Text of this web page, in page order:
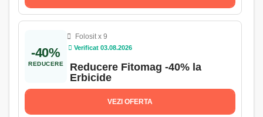
-40%
REDUCERE
Verificat 03.08.2026
Folosit x 9
Reducere Fitomag -40% la
Erbicide
VEZI OFERTA